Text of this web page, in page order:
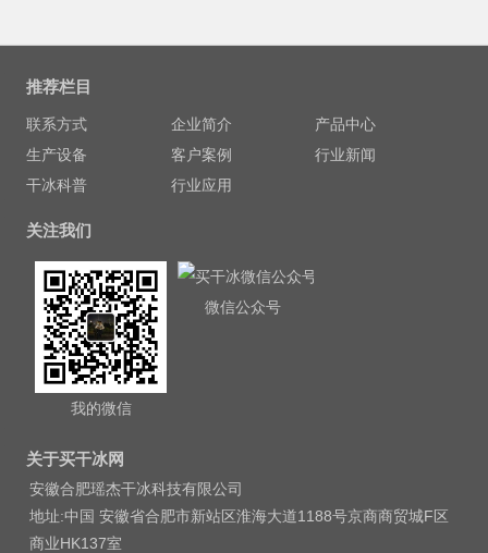
推荐栏目
联系方式 企业简介
产品中心
生产设备
客户案例
行业新闻
干冰科普
行业应用
关注我们
我的微信
微信公众号
关于买干冰网
安徽合肥瑶杰干冰科技有限公司
地址:中国 安徽省合肥市新站区淮海大道1188号京商商贸城F区
商业HK137室